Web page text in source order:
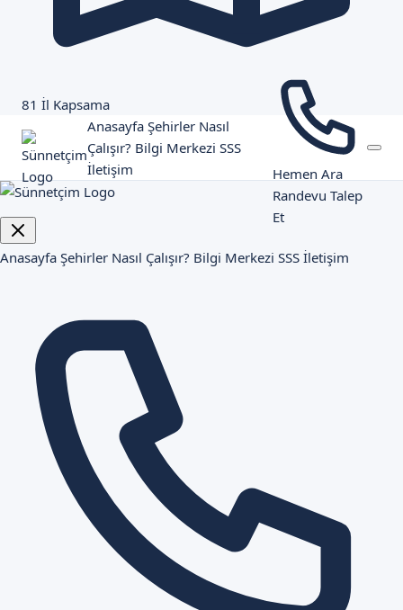
81 İl Kapsama
Anasayfa Şehirler Nasıl
Çalışır? Bilgi Merkezi SSS
İletişim
Hemen Ara
Randevu Talep
Et
Anasayfa Şehirler Nasıl Çalışır? Bilgi Merkezi SSS İletişim